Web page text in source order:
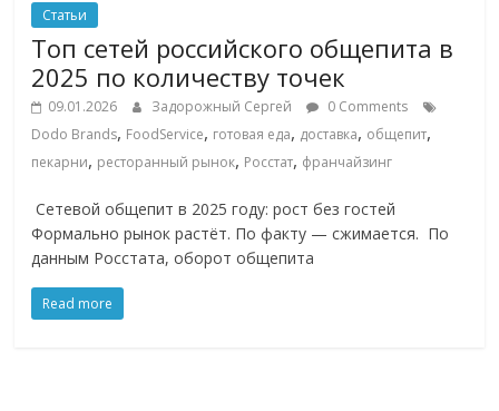
Статьи
Топ сетей российского общепита в
2025 по количеству точек
09.01.2026 Задорожный Сергей
0 Comments
Dodo Brands, FoodService, готовая еда, доставка, общепит,
пекарни, ресторанный рынок, Росстат, франчайзинг
Сетевой общепит в 2025 году: рост без гостей
Формально рынок растёт. По факту — сжимается. По
данным Росстата, оборот общепита
Read more